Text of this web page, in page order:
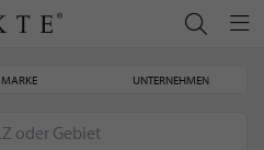
MARKE UNTERNEHMEN